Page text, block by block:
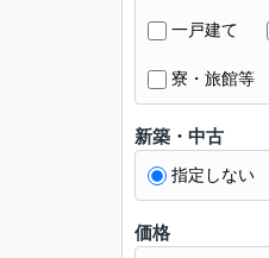
一戸建て
寮・旅館等
新築・中古
指定しない
価格